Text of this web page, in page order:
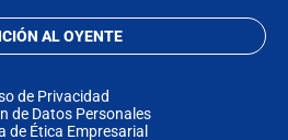
AL OYENTE
de Privacidad
de Datos Personales
de Ética Empresarial